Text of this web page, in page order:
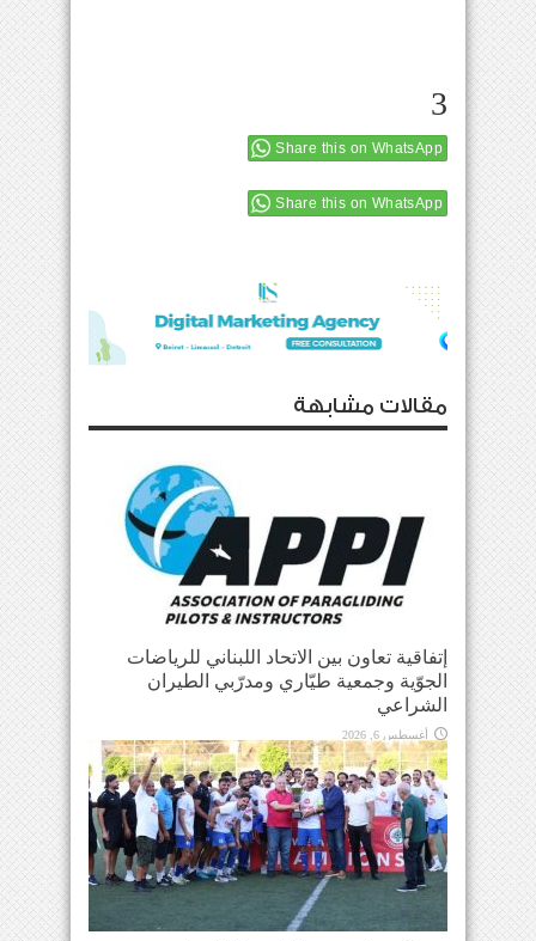
3
Share this on WhatsApp
Share this on WhatsApp
مقالات مشابهة
إتفاقية تعاون بين الاتحاد اللبناني للرياضات
الجوّية وجمعية طيّاري ومدرّبي الطيران
الشراعي
أغسطس 6, 2026